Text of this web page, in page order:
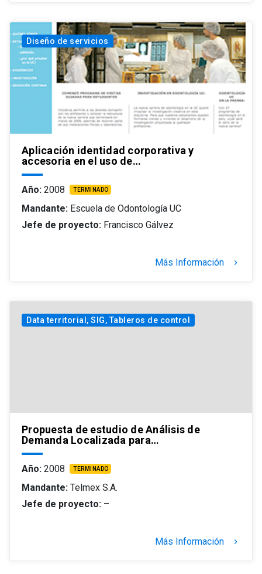
Diseño de servicios
Aplicación identidad corporativa y
accesoria en el uso de…
Año: 2008 TERMINADO
Mandante: Escuela de Odontología UC
Jefe de proyecto: Francisco Gálvez
Más Información keyboard_arrow_right
Data territorial, SIG, Tableros de control
Propuesta de estudio de Análisis de
Demanda Localizada para…
Año: 2008 TERMINADO
Mandante: Telmex S.A.
Jefe de proyecto: –
Más Información keyboard_arrow_right